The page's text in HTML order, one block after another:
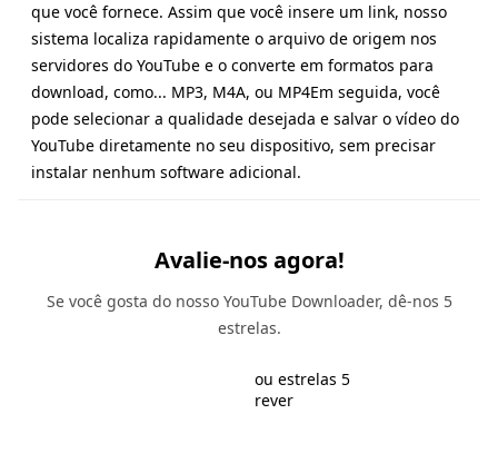
que você fornece. Assim que você insere um link, nosso
sistema localiza rapidamente o arquivo de origem nos
servidores do YouTube e o converte em formatos para
download, como... MP3, M4A, ou MP4Em seguida, você
pode selecionar a qualidade desejada e salvar o vídeo do
YouTube diretamente no seu dispositivo, sem precisar
instalar nenhum software adicional.
Avalie-nos agora!
Se você gosta do nosso YouTube Downloader, dê-nos 5
estrelas.
ou estrelas 5
rever